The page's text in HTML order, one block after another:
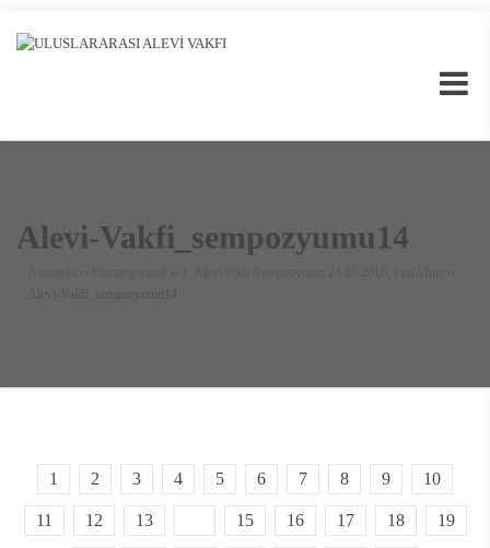
Alevi-Vakfi_sempozyumu14
›› ››
››
Alevi-Vakfi_sempozyumu14
1 2 3 4 5 6 7 8 9 10
11 12 13 15 16 17 18 19